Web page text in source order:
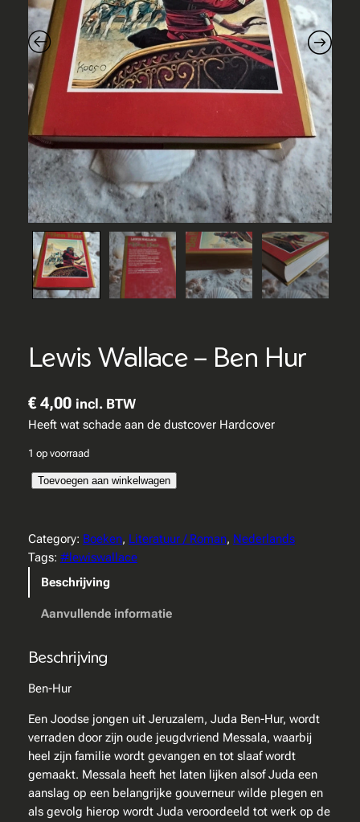
Lewis Wallace – Ben Hur
€4,00 incl. BTW
Heeft wat schade aan de dustcover Hardcover
1 op voorraad
i
s
c
e
B
e
n
H
u
r
Toevoegen aan winkelwagen
Category: Boeken, Literatuur / Roman, Nederlands
Tags: #lewiswallace
Beschrijving
Aanvullende informatie
Beschrijving
Ben-Hur
Een Joodse jongen uit Jeruzalem, Juda Ben-Hur, wordt
verraden door zijn oude jeugdvriend Messala, waarbij
heel zijn familie wordt gevangen en tot slaaf wordt
gemaakt. Messala heeft het laten lijken alsof Juda een
aanslag op een belangrijke gouverneur wilde plegen en
als gevolg hierop wordt Juda veroordeeld tot werk op de